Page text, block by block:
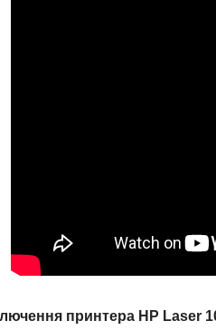
принтера HP Laser